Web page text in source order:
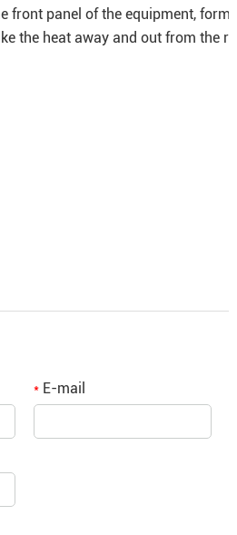
front panel of the equipment,
the heat away and out from the
*E-mail